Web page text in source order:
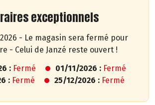
exceptionnels
- Le magasin sera fermé pour
- Celui de Janzé reste ouvert !
: Fermé 01/11/2026 : Fermé
: Fermé 25/12/2026 : Fermé